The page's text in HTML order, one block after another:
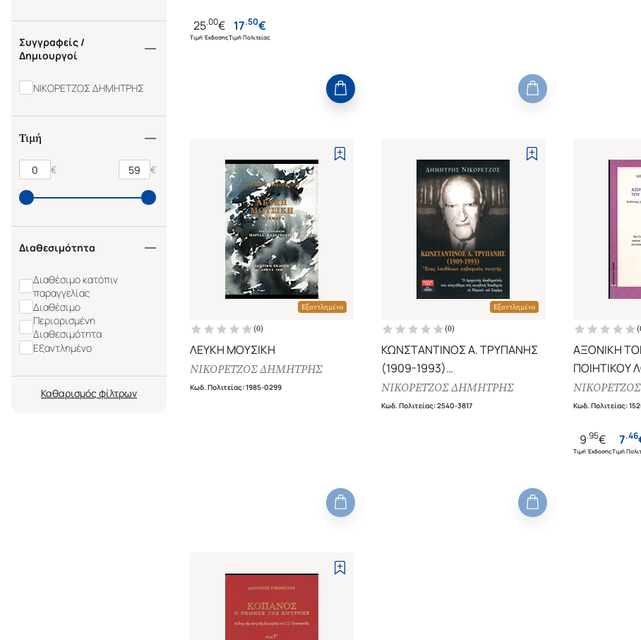
Συγγραφείς /
Δημιουργοί
ΝΙΚΟΡΕΤΖΟΣ ΔΗΜΗΤΡΗΣ
Τιμή
€ €
Διαθεσιμότητα
Διαθέσιμο κατόπιν
παραγγελίας
Διαθέσιμο
Περιορισμένη
Διαθεσιμότητα
Εξαντλημένο
Καθαρισμός
25.00€
Τιμή Έκδοσης
17.50€
Τιμή Πολιτείας
Εξαντλημένο
(0)
ΛΕΥΚΗ ΜΟΥΣΙΚΗ
ΝΙΚΟΡΕΤΖΟΣ ΔΗΜΗΤΡΗΣ
Κωδ. Πολιτείας:1985-0299
Εξαντλημένο
(0)
ΚΩΝΣΤΑΝΤΙΝΟΣ Α. ΤΡΥΠΑΝΗΣ
(1909-1993)
ΕΝΑΣ ΛΑΝΘΑΝΩΝ ΚΑΒΑΦΙΚΟΣ
ΠΟΙΗΤΗΣ (Ο ΟΜΗΡΙΣΤΗΣ
ΝΙΚΟΡΕΤΖΟΣ ΔΗΜΗΤΡΗΣ
Κωδ. Πολιτείας:2540-3817
(
ΑΞΟΝΙΚΗ
ΠΟΙΗΤΙΚΟΥ
Κωδ. Πολιτείας:
9.95€
Τιμή Έκδοσης
7.46
Τιμή